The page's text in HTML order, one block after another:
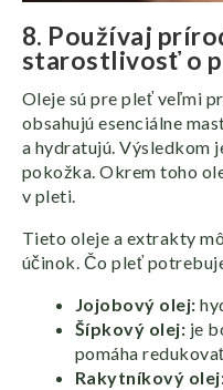
8. Používaj
starostlivosť o
Oleje sú pre pleť veľmi
obsahujú esenciálne
a hydratujú. Výsledkom
pokožka. Okrem toho
v pleti.
Tieto oleje a extrakty
účinok. Čo pleť
Jojobový olej:
Šípkový olej: je
pomáha
Rakytníkový